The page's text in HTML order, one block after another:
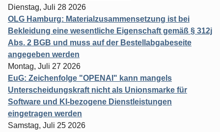
Dienstag, Juli 28 2026
OLG Hamburg: Materialzusammensetzung ist bei
Bekleidung eine wesentliche Eigenschaft gemäß § 312j
Abs. 2 BGB und muss auf der Bestellabgabeseite
angegeben werden
Montag, Juli 27 2026
EuG: Zeichenfolge "OPENAI" kann mangels
Unterscheidungskraft nicht als Unionsmarke für
Software und KI-bezogene Dienstleistungen
eingetragen werden
Samstag, Juli 25 2026